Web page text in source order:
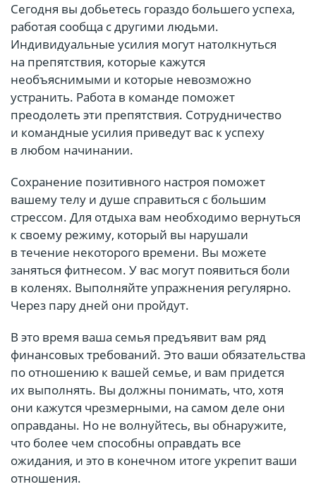
Сегодня вы добьетесь гораздо большего успеха,
работая сообща с другими людьми.
Индивидуальные усилия могут натолкнуться
на препятствия, которые кажутся
необъяснимыми и которые невозможно
устранить. Работа в команде поможет
преодолеть эти препятствия. Сотрудничество
и командные усилия приведут вас к успеху
в любом начинании.
Сохранение позитивного настроя поможет
вашему телу и душе справиться с большим
стрессом. Для отдыха вам необходимо вернуться
к своему режиму, который вы нарушали
в течение некоторого времени. Вы можете
заняться фитнесом. У вас могут появиться боли
в коленях. Выполняйте упражнения регулярно.
Через пару дней они пройдут.
В это время ваша семья предъявит вам ряд
финансовых требований. Это ваши обязательства
по отношению к вашей семье, и вам придется
их выполнять. Вы должны понимать, что, хотя
они кажутся чрезмерными, на самом деле они
оправданы. Но не волнуйтесь, вы обнаружите,
что более чем способны оправдать все
ожидания, и это в конечном итоге укрепит ваши
отношения.